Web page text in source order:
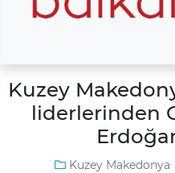
Kuzey
liderlerinden
Kuzey Makedonya